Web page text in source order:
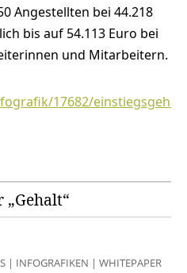
Angestellten bei 44.218
bis auf 54.113 Euro bei
und Mitarbeitern.
17682/
| INFOGRAFIKEN | WHITEPAPER